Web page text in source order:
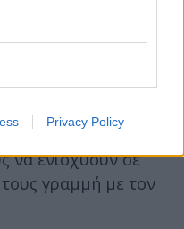
Privacy Policy
επιτευχθεί η
στην Αγγλία.
το 2026 στην
να ενισχύουν σε
γραμμή με τον